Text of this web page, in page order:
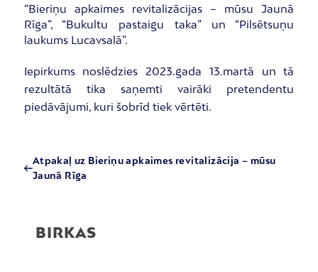
“Bieriņu apkaimes revitalizācijas – mūsu Jaunā
Rīga”, “Bukultu pastaigu taka” un “Pilsētsuņu
laukums Lucavsalā”.
Iepirkums noslēdzies 2023.gada 13.martā un tā
rezultātā tika saņemti vairāki pretendentu
piedāvājumi, kuri šobrīd tiek vērtēti.
Atpakaļ uz Bieriņu apkaimes revitalizācija – mūsu
Jaunā Rīga
BIRKAS